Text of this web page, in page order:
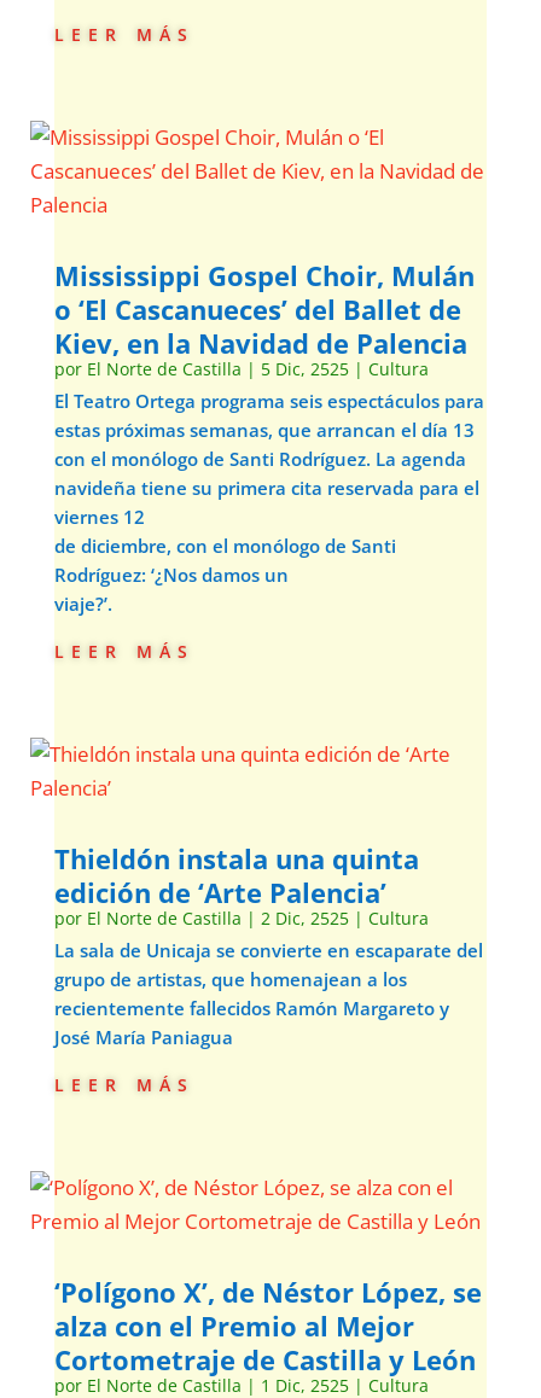
leer más
Mississippi Gospel Choir, Mulán
o ‘El Cascanueces’ del Ballet de
Kiev, en la Navidad de Palencia
por El Norte de Castilla | 5 Dic, 2525| Cultura
El Teatro Ortega programa seis espectáculos para
estas próximas semanas, que arrancan el día 13
con el monólogo de Santi Rodríguez. La agenda
navideña tiene su primera cita reservada para el
viernes 12
de diciembre, con el monólogo de Santi
Rodríguez: ‘¿Nos damos un
viaje?’.
leer más
Thieldón instala una quinta
edición de ‘Arte Palencia’
por El Norte de Castilla | 2 Dic, 2525| Cultura
La sala de Unicaja se convierte en escaparate del
grupo de artistas, que homenajean a los
recientemente fallecidos Ramón Margareto y
José María Paniagua
leer más
‘Polígono X’, de Néstor López, se
alza con el Premio al Mejor
Cortometraje de Castilla y León
por El Norte de Castilla | 1 Dic, 2525| Cultura